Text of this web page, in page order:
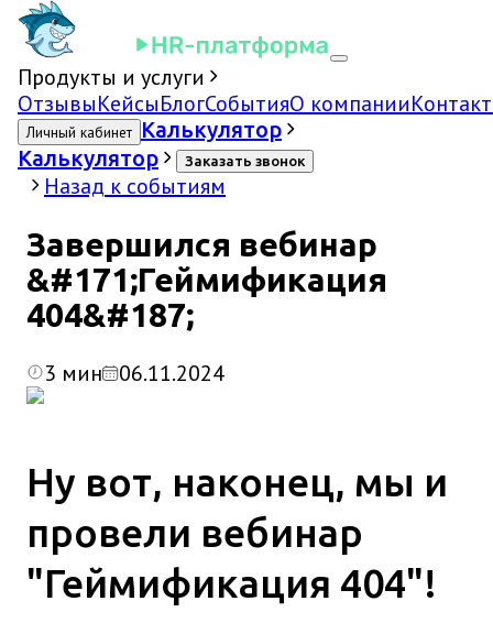
Продукты и услуги
ОтзывыКейсыБлогСобытияО компании
Личный кабинет Калькулятор
Калькулятор
Заказать звонок
Назад к событиям
Завершился вебинар
&#171;Геймификация
404&#187;
3 мин 06.11.2024
Ну вот, наконец, мы и
провели вебинар
"Геймификация 404"!